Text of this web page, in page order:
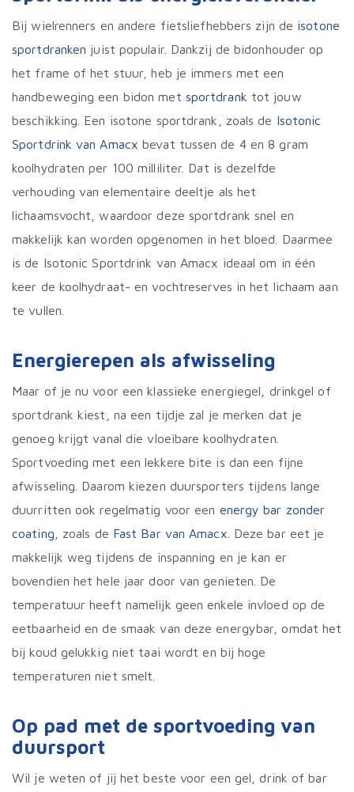
Bij wielrenners en andere fietsliefhebbers zijn de isotone
sportdranken juist populair. Dankzij de bidonhouder op
het frame of het stuur, heb je immers met een
handbeweging een bidon met sportdrank tot jouw
beschikking. Een isotone sportdrank, zoals de Isotonic
Sportdrink van Amacx bevat tussen de 4 en 8 gram
koolhydraten per 100 milliliter. Dat is dezelfde
verhouding van elementaire deeltje als het
lichaamsvocht, waardoor deze sportdrank snel en
makkelijk kan worden opgenomen in het bloed. Daarmee
is de Isotonic Sportdrink van Amacx ideaal om in één
keer de koolhydraat- en vochtreserves in het lichaam aan
te vullen.
Energierepen als afwisseling
Maar of je nu voor een klassieke energiegel, drinkgel of
sportdrank kiest, na een tijdje zal je merken dat je
genoeg krijgt vanal die vloeibare koolhydraten.
Sportvoeding met een lekkere bite is dan een fijne
afwisseling. Daarom kiezen duursporters tijdens lange
duurritten ook regelmatig voor een energy bar zonder
coating , zoals de Fast Bar van Amacx . Deze bar eet je
makkelijk weg tijdens de inspanning en je kan er
bovendien het hele jaar door van genieten. De
temperatuur heeft namelijk geen enkele invloed op de
eetbaarheid en de smaak van deze energybar, omdat het
bij koud gelukkig niet taai wordt en bij hoge
temperaturen niet smelt.
Op pad met de sportvoeding van
duursport
Wil je weten of jij het beste voor een gel, drink of bar